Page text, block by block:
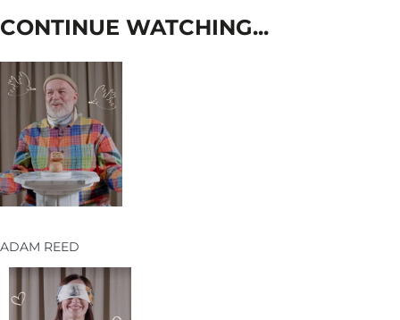
CONTINUE WATCHING...
ADAM REED